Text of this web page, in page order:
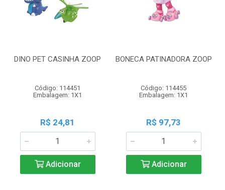
DINO PET CASINHA ZOOP
Código: 114451
Embalagem: 1X1
R$ 24,81
Adicionar
BONECA PATINADORA ZOOP
Código: 114455
Embalagem: 1X1
R$ 97,73
Adicionar